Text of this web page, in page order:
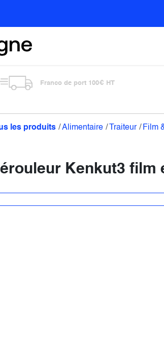
Franco de port 100€ HT
les produits Alimentaire Traiteur Film
Kenkut3 film